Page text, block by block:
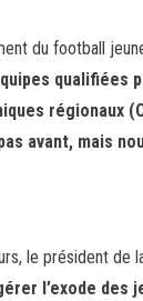
du football
qualifiées
régionaux
avant, mais
le président
l’exode